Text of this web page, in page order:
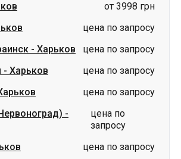
от 3998 грн
цена по запросу
- Харьков
цена по запросу
- Харьков
цена по запросу
цена по запросу
-
цена по
запросу
цена по запросу